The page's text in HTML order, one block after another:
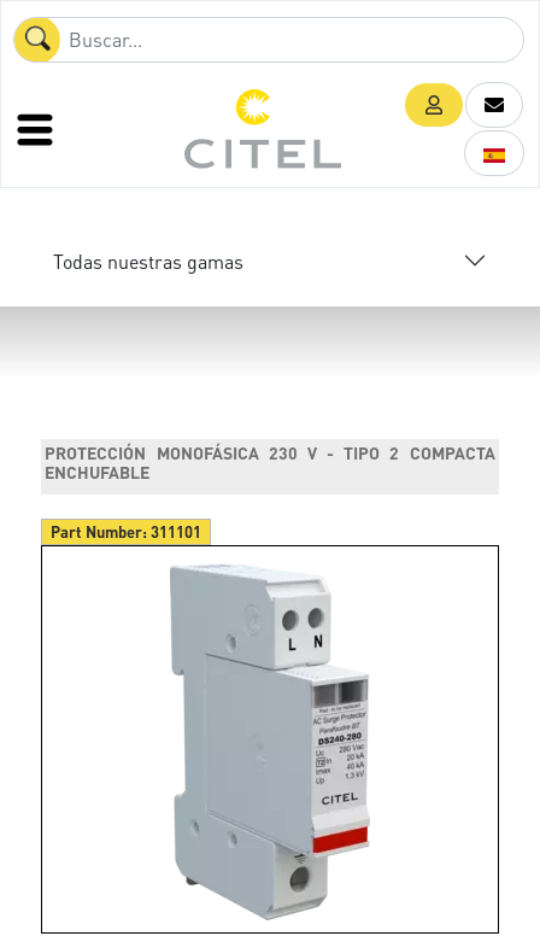
Todas nuestras gamas
PROTECCIÓN MONOFÁSICA 230 V - TIPO 2 COMPACTA
ENCHUFABLE
Part Number:311101